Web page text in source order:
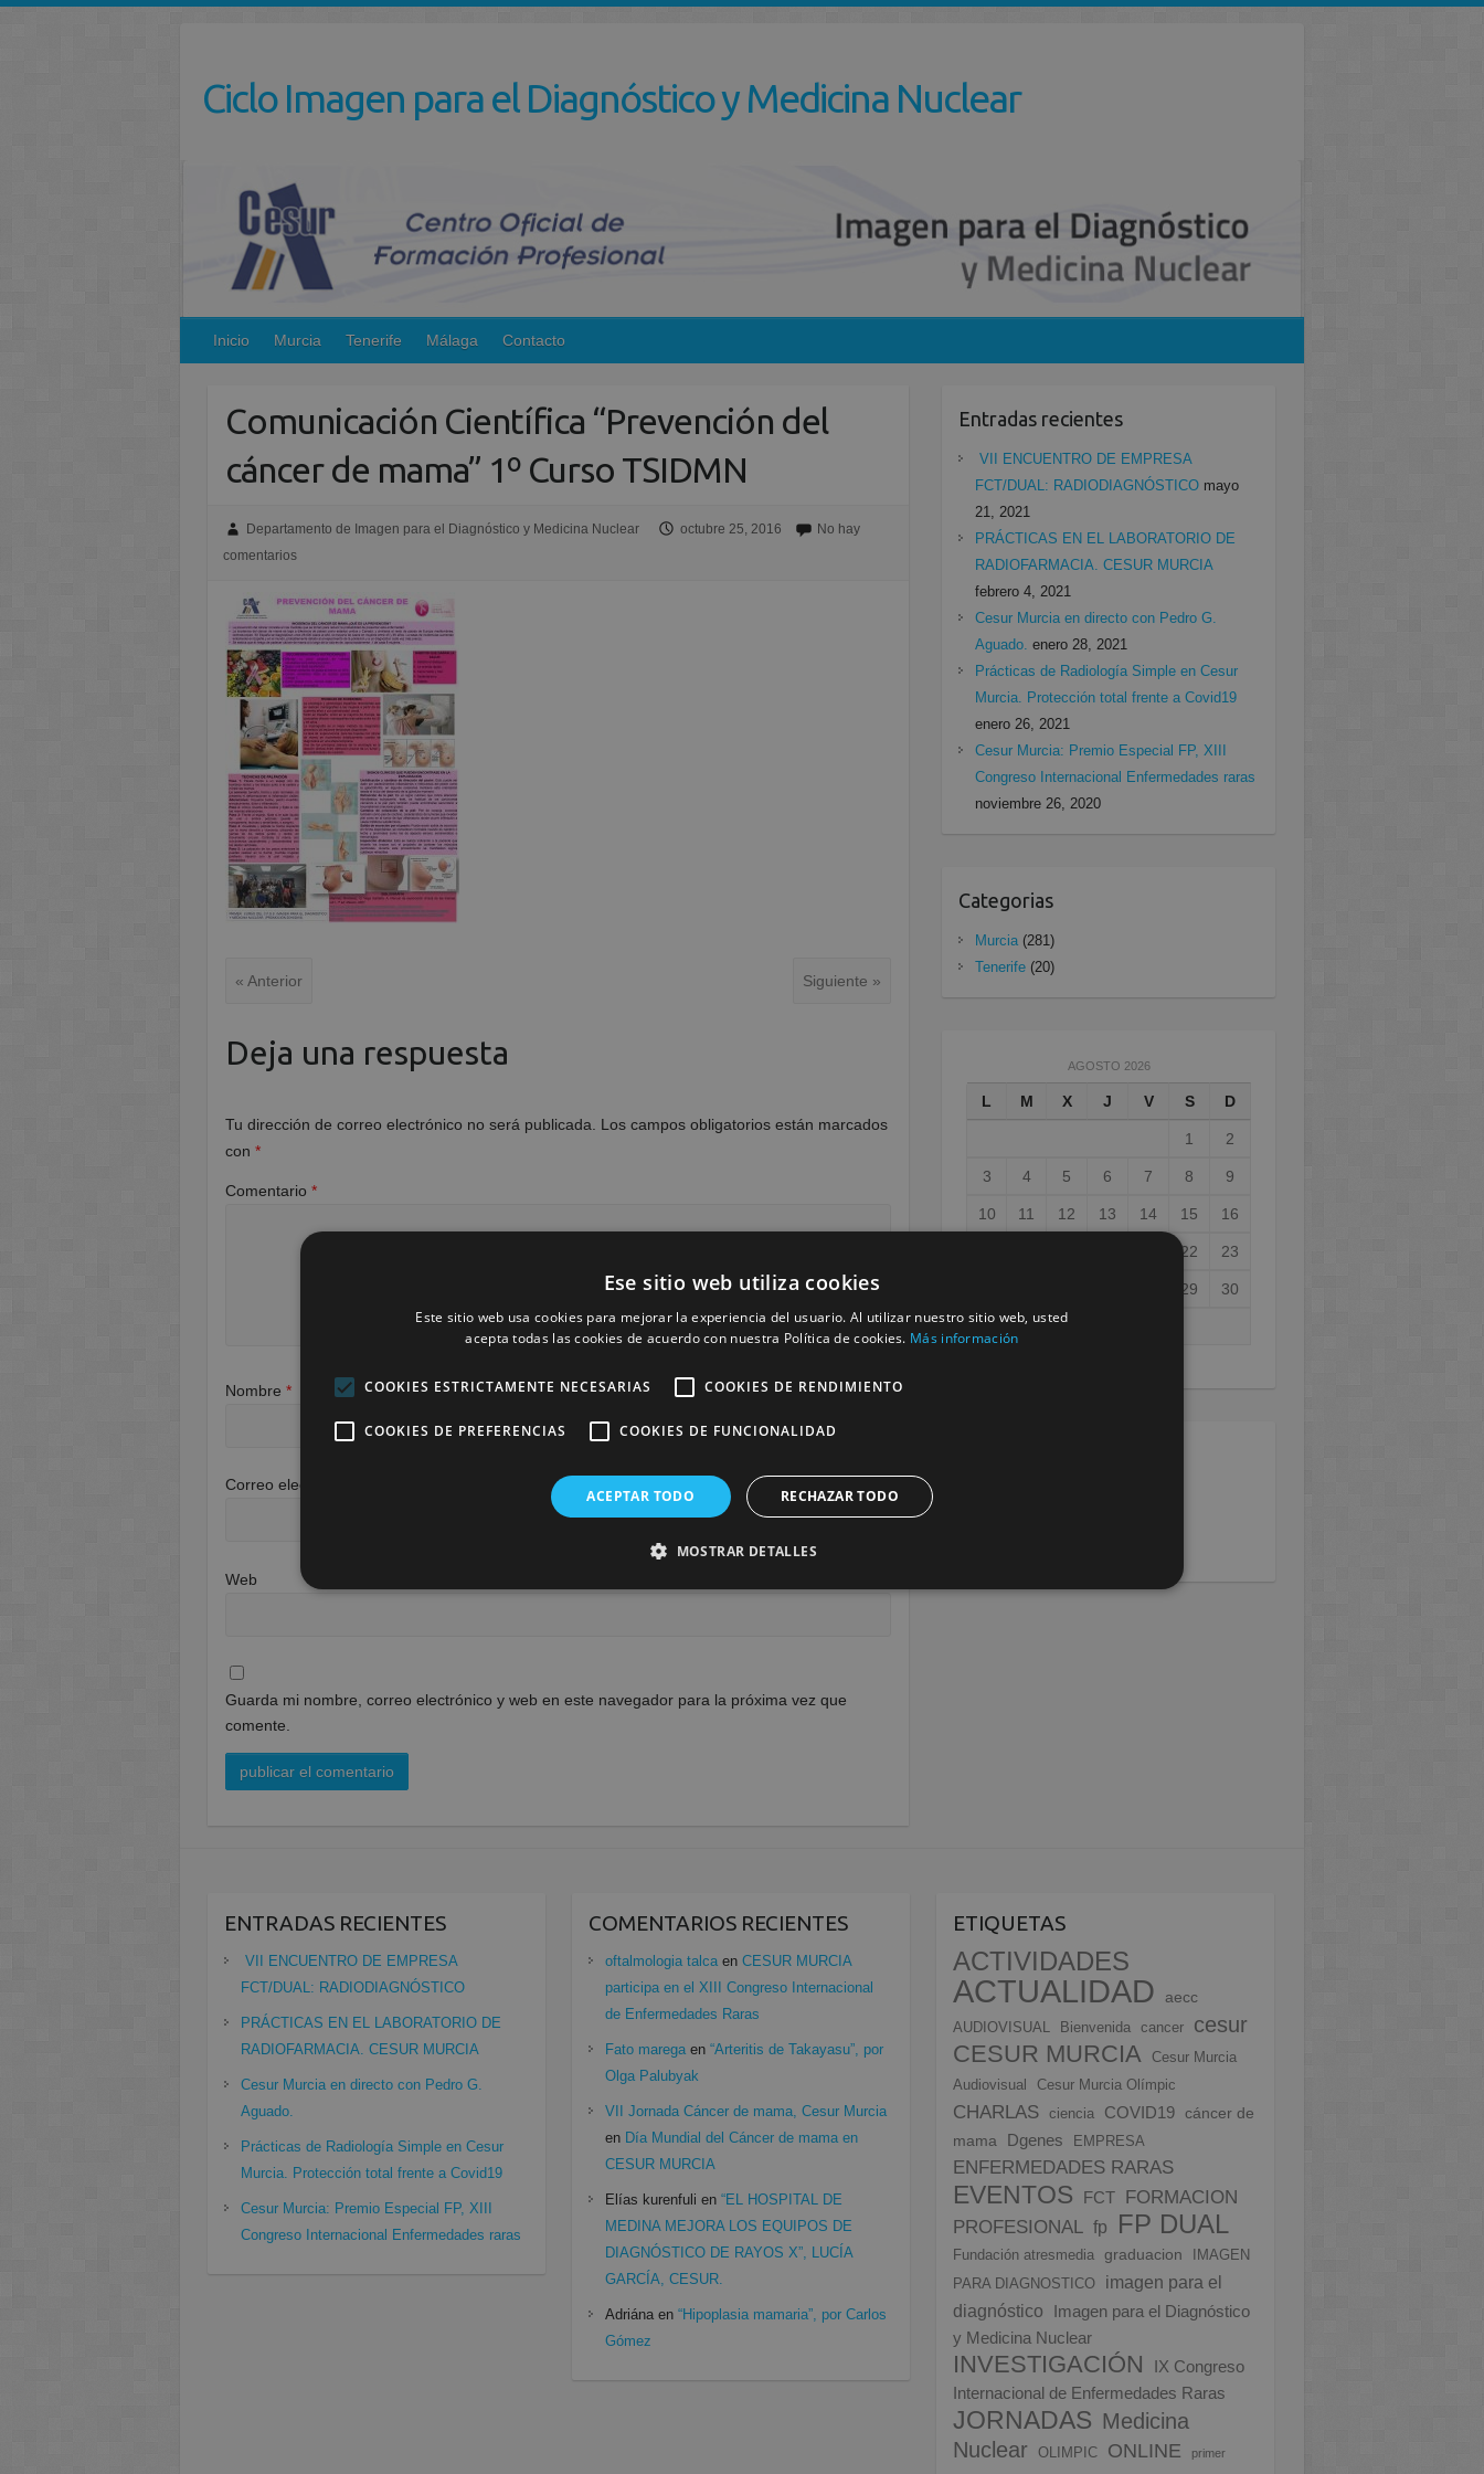
Ciclo Imagen para el Diagnóstico y Medicina Nuclear
Inicio Murcia Tenerife Málaga Contacto
Comunicación Científica “Prevención del
cáncer de mama” 1º Curso TSIDMN
Departamento de Imagen para el Diagnóstico y Medicina Nuclear octubre 25, 2016
No hay
comentarios
« Anterior Siguiente »
Deja una respuesta
Tu dirección de correo electrónico no será publicada. Los campos obligatorios están marcados
con*
Comentario*
Nombre*
Correo electrónico
Web
Guarda mi nombre, correo electrónico y web en este navegador para la próxima vez que
comente.
Entradas recientes
VII ENCUENTRO DE EMPRESA
FCT/DUAL: RADIODIAGNÓSTICO mayo
21, 2021
PRÁCTICAS EN EL LABORATORIO DE
RADIOFARMACIA. CESUR MURCIA
febrero 4, 2021
Cesur Murcia en directo con Pedro G.
Aguado. enero 28, 2021
Prácticas de Radiología Simple en Cesur
Murcia. Protección total frente a Covid19
enero 26, 2021
Cesur Murcia: Premio Especial FP, XIII
Congreso Internacional Enfermedades raras
noviembre 26, 2020
Categorias
Murcia(281)
Tenerife(20)
AGOSTO 2026
L M X J V S D
1 2
3 4 5 6 7 8 9
10 11 12 13 14 15 16
22 23
29 30
31
ENTRADAS RECIENTES
VII ENCUENTRO DE EMPRESA
FCT/DUAL: RADIODIAGNÓSTICO
PRÁCTICAS EN EL LABORATORIO DE
RADIOFARMACIA. CESUR MURCIA
Cesur Murcia en directo con Pedro G.
Aguado.
Prácticas de Radiología Simple en Cesur
Murcia. Protección total frente a Covid19
Cesur Murcia: Premio Especial FP, XIII
Congreso Internacional Enfermedades raras
COMENTARIOS RECIENTES
oftalmologia talca enCESUR MURCIA
participa en el XIII Congreso Internacional
de Enfermedades Raras
Fato marega en“Arteritis de Takayasu”, por
Olga Palubyak
VII Jornada Cáncer de mama, Cesur Murcia
en Día Mundial del Cáncer de mama en
CESUR MURCIA
Elías kurenfuli en“EL HOSPITAL DE
MEDINA MEJORA LOS EQUIPOS DE
DIAGNÓSTICO DE RAYOS X”, LUCÍA
GARCÍA, CESUR.
Adriána en“Hipoplasia mamaria”, por Carlos
Gómez
ETIQUETAS
ACTIVIDADES
ACTUALIDAD aecc
AUDIOVISUAL Bienvenida cancer cesur
CESUR MURCIA
Cesur Murcia
Audiovisual
Cesur Murcia Olímpic
CHARLAS ciencia COVID19 cáncer de
mama
Dgenes EMPRESA
ENFERMEDADES RARAS
EVENTOS FCT
FORMACION
PROFESIONAL
fp FP DUAL
Fundación atresmedia graduacion
IMAGEN
PARA DIAGNOSTICO
imagen para el
diagnóstico
Imagen para el Diagnóstico
y Medicina Nuclear
INVESTIGACIÓN
IX Congreso
Internacional de Enfermedades Raras
JORNADAS Medicina
Nuclear
OLIMPIC ONLINE primer
Ese sitio web utiliza cookies
Este sitio web usa cookies para mejorar la experiencia del usuario. Al utilizar nuestro sitio web, usted
acepta todas las cookies de acuerdo con nuestra Política de cookies. Más información
COOKIES ESTRICTAMENTE NECESARIAS COOKIES DE RENDIMIENTO
COOKIES DE PREFERENCIAS COOKIES DE FUNCIONALIDAD
ACEPTAR TODO RECHAZAR TODO
MOSTRAR DETALLES